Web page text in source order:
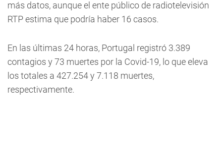
más datos, aunque el ente público de radiotelevisión
RTP estima que podría haber 16 casos.
En las últimas 24 horas, Portugal registró 3.389
contagios y 73 muertes por la Covid-19, lo que eleva
los totales a 427.254 y 7.118 muertes,
respectivamente.